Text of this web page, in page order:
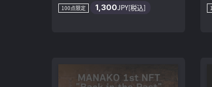
100点限定 1,300JPY[税込]